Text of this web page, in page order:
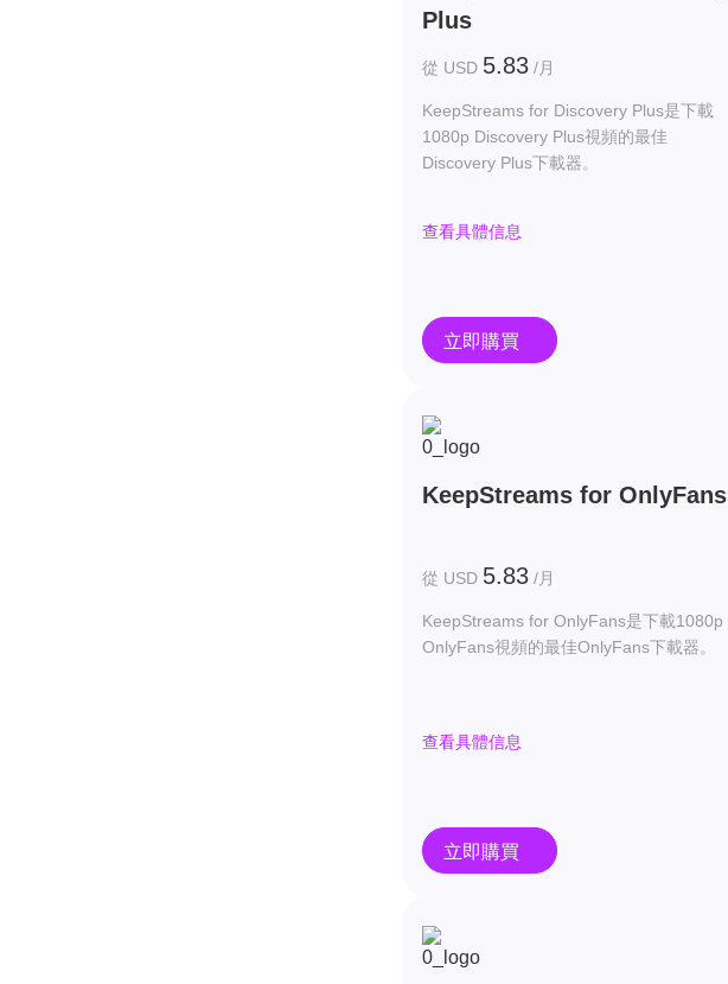
Plus
從 USD 5.83 /月
KeepStreams for Discovery Plus是下載
1080p Discovery Plus視頻的最佳
Discovery Plus下載器。
查看具體信息
立即購買
KeepStreams for OnlyFans
從 USD 5.83 /月
KeepStreams for OnlyFans是下載1080p
OnlyFans視頻的最佳OnlyFans下載器。
查看具體信息
立即購買